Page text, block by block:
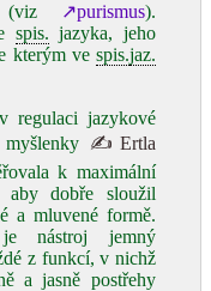
(viz
↗purismus).
spis. jazyka, jeho
kterým ve spis.jaz.
regulaci jazykové
✍Ertla
k maximální
dobře sloužil
a mluvené formě.
nástroj jemný
z funkcí, v nichž
a jasně postřehy